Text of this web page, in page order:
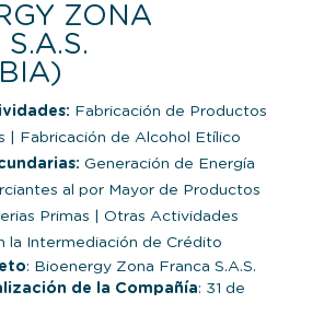
ZONA
Fabricación de Productos
Fabricación de Alcohol Etílico
Generación de Energía
al por Mayor de Productos
Primas
Otras Actividades
la Intermediación de Crédito
: Bioenergy Zona Franca S.A.S.
de la Compañía: 31 de